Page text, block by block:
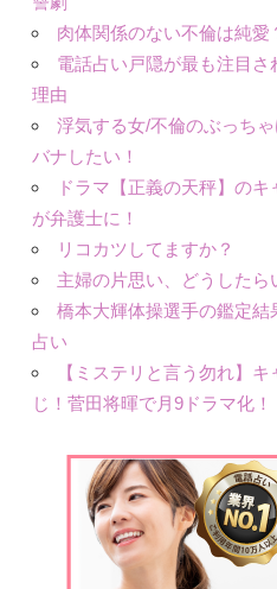
肉体関係のない不倫は純愛
電話占い戸隠が最も注目
理由
浮気する女/不倫のぶっち
バナしたい！
ドラマ【正義の天秤】の
が弁護士に！
リコカツしてますか？
主婦の片思い、どうしたら
橋本大輝体操選手の鑑定結
占い
【ミステリと言う勿れ】
じ！菅田将暉で月9ドラマ化！